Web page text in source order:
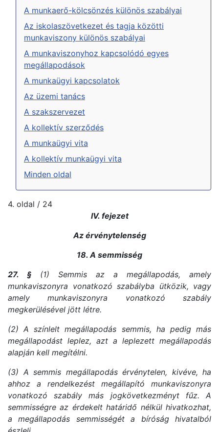
A munkaerő-kölcsönzés különös szabályai
Az iskolaszövetkezet és tagja közötti
munkaviszony különös szabályai
A munkaviszonyhoz kapcsolódó egyes
megállapodások
A munkaügyi kapcsolatok
Az üzemi tanács
A szakszervezet
A kollektív szerződés
A munkaügyi vita
A kollektív munkaügyi vita
Minden oldal
4. oldal / 24
IV. fejezet
Az érvénytelenség
18. A semmisség
27. § (1) Semmis az a megállapodás, amely
munkaviszonyra vonatkozó szabályba ütközik, vagy
amely munkaviszonyra vonatkozó szabály
megkerülésével jött létre.
(2) A színlelt megállapodás semmis, ha pedig más
megállapodást leplez, azt a leplezett megállapodás
alapján kell megítélni.
(3) A semmis megállapodás érvénytelen, kivéve, ha
ahhoz a rendelkezést megállapító munkaviszonyra
vonatkozó szabály más jogkövetkezményt fűz. A
semmisségre az érdekelt határidő nélkül hivatkozhat,
a megállapodás semmisségét a bíróság hivatalból